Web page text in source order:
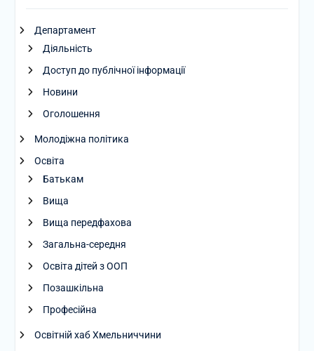
Департамент
Діяльність
Доступ до публічної інформації
Новини
Оголошення
Молодіжна політика
Освіта
Батькам
Вища
Вища передфахова
Загальна-середня
Освіта дітей з ООП
Позашкільна
Професійна
Освітній хаб Хмельниччини